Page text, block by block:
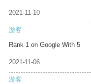
2021-11-10
游客
Rank 1 on Google With 5
2021-11-06
游客